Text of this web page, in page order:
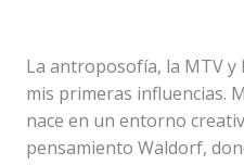
La antroposofía, la MTV
mis primeras influencias.
nace en un entorno
pensamiento Waldorf,